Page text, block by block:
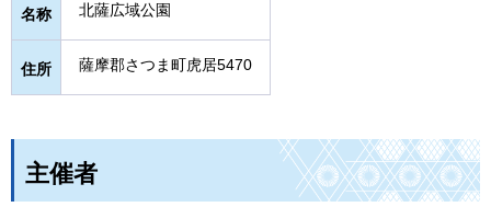
名称 北薩広域公園
住所 薩摩郡さつま町虎居5470
主催者